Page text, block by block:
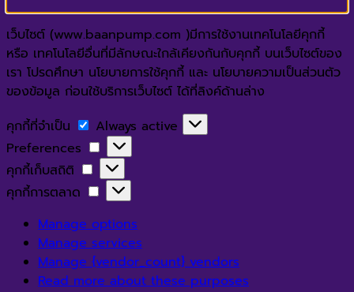
เว็บไซต์ (www.baanpump.com )มีการใช้งานเทคโนโลยีคุกกี้
หรือ เทคโนโลยีอื่นที่มีลักษณะใกล้เคียงกันกับคุกกี้ บนเว็บไซต์ของ
เรา โปรดศึกษา นโยบายการใช้คุกกี้ และ นโยบายความเป็นส่วนตัว
ของข้อมูล ก่อนใช้บริการเว็บไซต์ ได้ที่ลิงค์ด้านล่าง
คุกกี้ที่จำเป็น
คุกกี้
ที่
จำเป็น
Always active
Preferences
Preferences
คุกกี้เก็บสถิติ
คุกกี้
เก็บ
สถิติ
คุกกี้การตลาด
คุกกี้
การ
ตลาด
Manage options
Manage services
Manage {vendor_count} vendors
Read more about these purposes